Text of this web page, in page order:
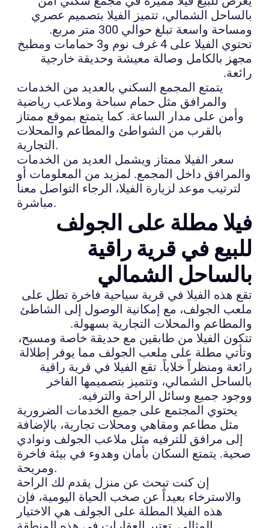
بالساحل الشمالي، تتميز الفيلا بتصميم عصري
ومساحة واسعة تبلغ حوالي 300 متر مربع.
تحتوي الفيلا على 4 غرف نوم و3 حمامات ومطبخ
مجهز بالكامل وصالة معيشة وحديقة خارجية
رائعة.
يتمتع المجمع السكني بالعديد من الخدمات
والمرافق مثل حمام سباحة وملاعب رياضية
وأمن على مدار الساعة. كما يتمتع بموقع ممتاز
بالقرب من الشواطئ والمطاعم والمحلات
التجارية.
سعر الفيلا ممتاز ويشمل العديد من الخدمات
والمرافق داخل المجمع. لمزيد من المعلومات أو
لترتيب موعد لزيارة الفيلا، الرجاء التواصل معنا
مباشرة.
فيلا مطلة على الجولف
للبيع في قرية راقية
بالساحل الشمالي
تقع هذه الفيلا في قرية سياحية فاخرة تطل على
ملعب الجولف، مع إمكانية الوصول إلى الشاطئ
والمطاعم والمحلات التجارية بسهولة.
تتكون الفيلا من طابقين مع حديقة خاصة ومسبح،
وتأتي مطلة على ملعب الجولف مما يوفر إطلالة
رائعة ومنظراً خلاباً. تقع الفيلا في قرية راقية
بالساحل الشمالي، وتتميز بتصميمها الفاخر
ووجود جميع وسائل الراحة والترفيه.
يحتوي المجتمع على جميع الخدمات الضرورية
مثل مطاعم ومقاهي ومحلات تجارية، بالإضافة
إلى مرافق للترفيه مثل ملاعب الجولف ونوادي
صحية. يتمتع السكان بأمان وهدوء في بيئة فاخرة
ومريحة.
إن كنت تبحث عن منزل يقدم لك الراحة
والاسترخاء بعيداً عن صخب الحياة اليومية، فإن
هذه الفيلا المطلة على الجولف هي الاختيار